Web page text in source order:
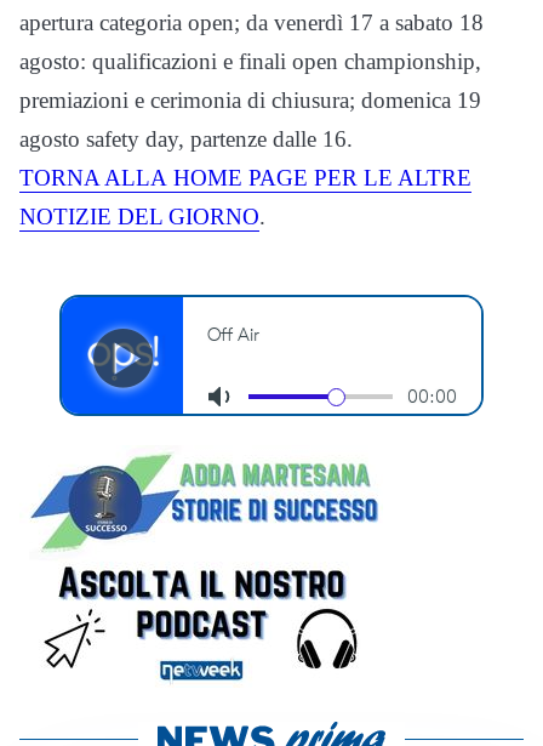
apertura categoria open; da venerdì 17 a sabato 18
agosto: qualificazioni e finali open championship,
premiazioni e cerimonia di chiusura; domenica 19
agosto safety day, partenze dalle 16.
TORNA ALLA HOME PAGE PER LE ALTRE
NOTIZIE DEL GIORNO.